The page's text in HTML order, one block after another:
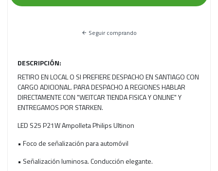
Seguir comprando
DESCRIPCIÓN:
RETIRO EN LOCAL O SI PREFIERE DESPACHO EN SANTIAGO CON
CARGO ADICIONAL. PARA DESPACHO A REGIONES HABLAR
DIRECTAMENTE CON "WEITCAR TIENDA FISICA Y ONLINE" Y
ENTREGAMOS POR STARKEN.
LED S25 P21W Ampolleta Philips Ultinon
• Foco de señalización para automóvil
• Señalización luminosa. Conducción elegante.